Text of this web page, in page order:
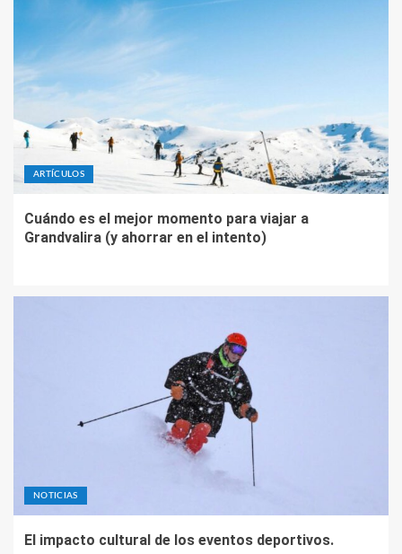
ARTÍCULOS
Cuándo es el mejor momento para viajar a
Grandvalira (y ahorrar en el intento)
NOTICIAS
El impacto cultural de los eventos deportivos.